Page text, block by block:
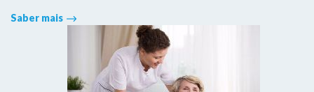
Saber mais